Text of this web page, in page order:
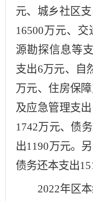
元、城乡社区
16500万元、交
源勘探信息等
支出6万元、 自
万元、住房保
及应急管理支出
1742万元、 债
出1190万元。另
债务还本支出
2022年区